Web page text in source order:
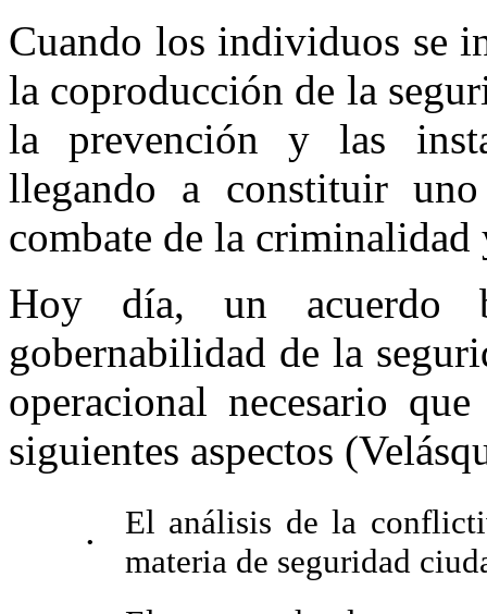
Cuando los individuos se
la coproducción de la
la prevención y las
llegando a constituir
combate de la
Hoy día, un acuerdo
gobernabilidad de la
operacional necesario
siguientes aspectos
•
El análisis de la
materia de seguridad